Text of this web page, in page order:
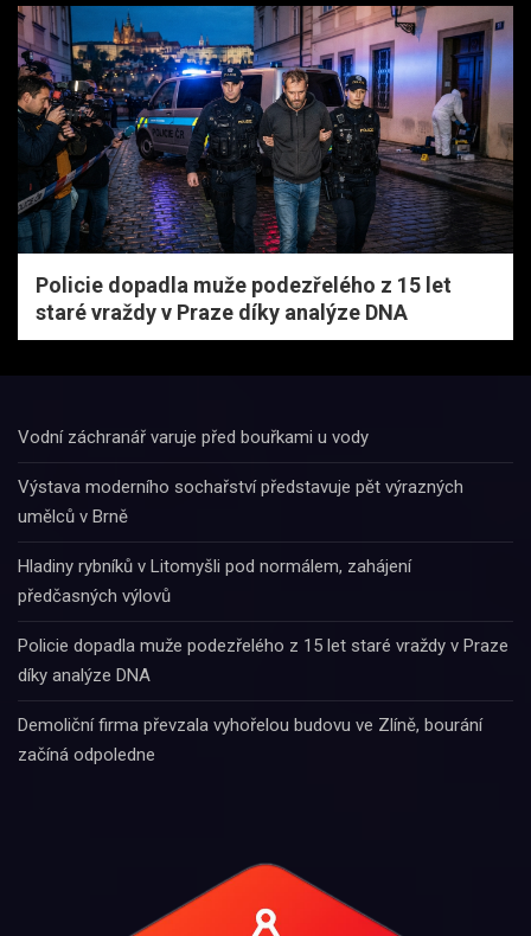
Policie dopadla muže podezřelého z 15 let
staré vraždy v Praze díky analýze DNA
Vodní záchranář varuje před bouřkami u vody
Výstava moderního sochařství představuje pět výrazných
umělců v Brně
Hladiny rybníků v Litomyšli pod normálem, zahájení
předčasných výlovů
Policie dopadla muže podezřelého z 15 let staré vraždy v Praze
díky analýze DNA
Demoliční firma převzala vyhořelou budovu ve Zlíně, bourání
začíná odpoledne